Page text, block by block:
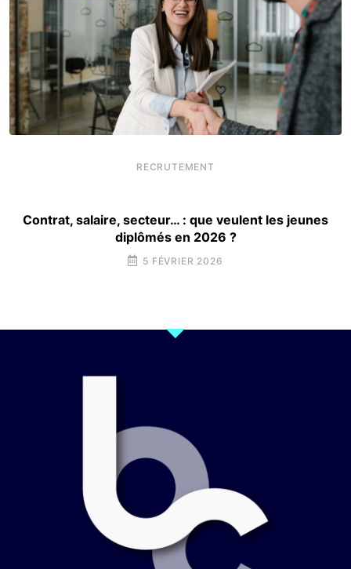
RECRUTEMENT
Contrat, salaire, secteur… : que veulent les jeunes
diplômés en 2026 ?
5 FÉVRIER 2026